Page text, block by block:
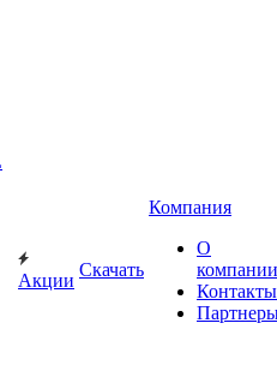
Акции
Скачать
Компания
О
компании
Контакты